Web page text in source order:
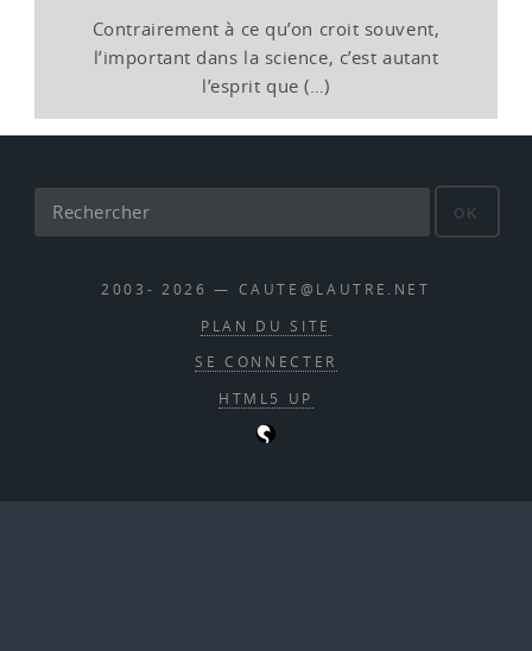
Contrairement à ce qu’on croit souvent,
l’important dans la science, c’est autant
l’esprit que (…)
OK
2003- 2026 — CAUTE@LAUTRE.NET
PLAN DU SITE
SE CONNECTER
HTML5 UP